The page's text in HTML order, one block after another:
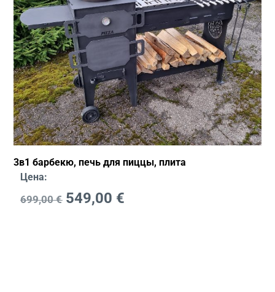
3в1 барбекю, печь для пиццы, плита
Цена:
699,00€ 549,00 €